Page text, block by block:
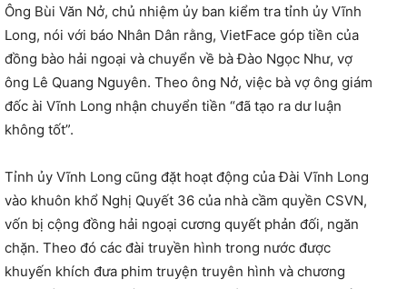
Ông Bùi Văn Nở, chủ nhiệm ủy ban kiểm tra tỉnh ủy Vĩnh
Long, nói với báo Nhân Dân rằng, VietFace góp tiền của
đồng bào hải ngoại và chuyển về bà Đào Ngọc Như, vợ
ông Lê Quang Nguyên. Theo ông Nở, việc bà vợ ông giám
đốc ài Vĩnh Long nhận chuyển tiền “đã tạo ra dư luận
không tốt”.
Tỉnh ủy Vĩnh Long cũng đặt hoạt động của Đài Vĩnh Long
vào khuôn khổ Nghị Quyết 36 của nhà cầm quyền CSVN,
vốn bị cộng đồng hải ngoại cương quyết phản đối, ngăn
chặn. Theo đó các đài truyền hình trong nước được
khuyến khích đưa phim truyện truyên hình và chương